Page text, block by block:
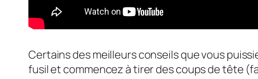
Certains des meilleurs conseils que vous
fusil et commencez à tirer des coups de tête